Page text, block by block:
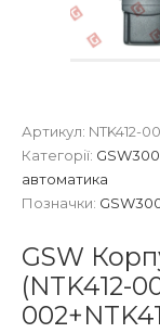
Артикул: NTK412-
Категорії:
автоматика
Позначки:
GSW
(NTK412-